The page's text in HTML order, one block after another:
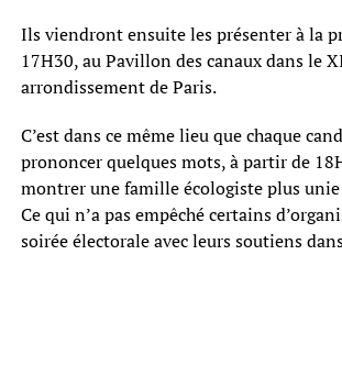
Ils viendront ensuite les présenter à la
17H30, au Pavillon des canaux dans le
arrondissement de Paris.
C’est dans ce même lieu que chaque
prononcer quelques mots, à partir de
montrer une famille écologiste plus unie
Ce qui n’a pas empêché certains
soirée électorale avec leurs soutiens